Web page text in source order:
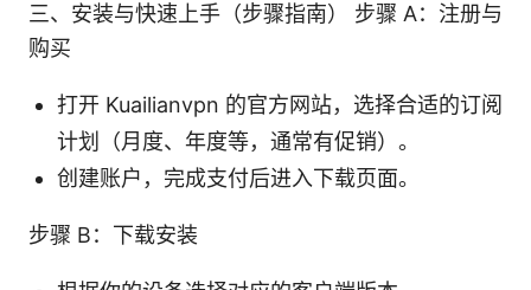
三、安装与快速上手（步骤指南） 步骤 A：注册与
购买
打开 Kuailianvpn 的官方网站，选择合适的订阅
计划（月度、年度等，通常有促销）。
创建账户，完成支付后进入下载页面。
步骤 B：下载安装